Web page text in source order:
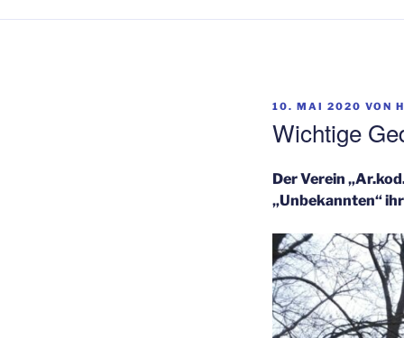
VERÖFFENTLICHT
10. MAI 2020 VON
Wichtige
Der Verein
„Unbekannten“